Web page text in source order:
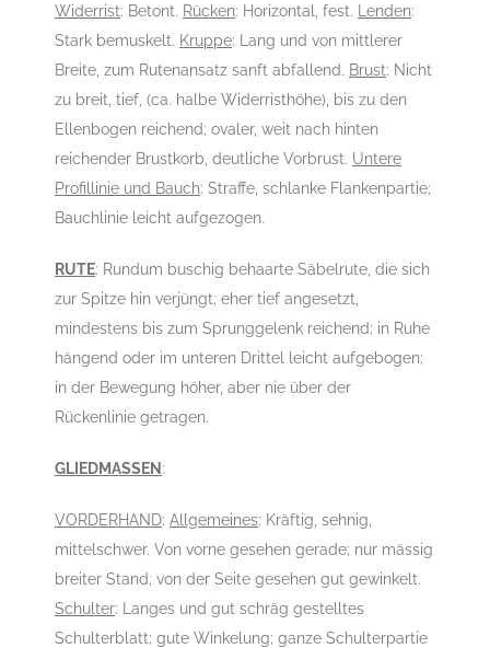
Widerrist: Betont. Rücken: Horizontal, fest. Lenden:
Stark bemuskelt. Kruppe: Lang und von mittlerer
Breite, zum Rutenansatz sanft abfallend. Brust: Nicht
zu breit, tief, (ca. halbe Widerristhöhe), bis zu den
Ellenbogen reichend; ovaler, weit nach hinten
reichender Brustkorb, deutliche Vorbrust. Untere
Profillinie und Bauch: Straffe, schlanke Flankenpartie;
Bauchlinie leicht aufgezogen.
RUTE: Rundum buschig behaarte Säbelrute, die sich
zur Spitze hin verjüngt; eher tief angesetzt,
mindestens bis zum Sprunggelenk reichend; in Ruhe
hängend oder im unteren Drittel leicht aufgebogen;
in der Bewegung höher, aber nie über der
Rückenlinie getragen.
GLIEDMASSEN :
VORDERHAND: Allgemeines: Kräftig, sehnig,
mittelschwer. Von vorne gesehen gerade; nur mässig
breiter Stand; von der Seite gesehen gut gewinkelt.
Schulter: Langes und gut schräg gestelltes
Schulterblatt; gute Winkelung; ganze Schulterpartie